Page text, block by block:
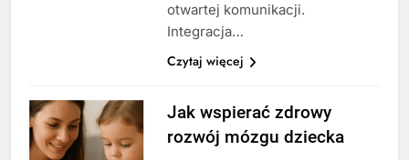
otwartej komunikacji.
Integracja…
Czytaj więcej
Jak wspierać zdrowy
rozwój mózgu dziecka